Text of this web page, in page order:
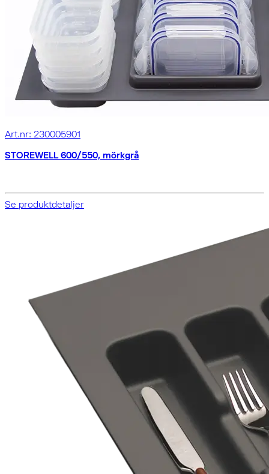
Art.nr: 230005901
STOREWELL 600/550, mörkgrå
Se produktdetaljer